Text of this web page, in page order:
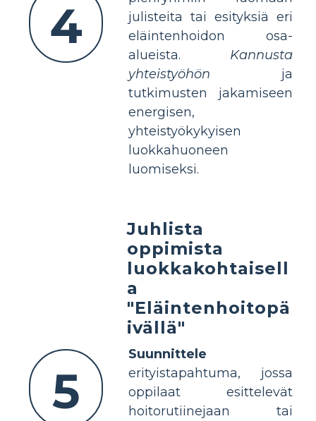
4
julisteita tai esityksiä eri
eläintenhoidon osa-
alueista. Kannusta
yhteistyöhön ja
tutkimusten jakamiseen
energisen,
yhteistyökykyisen
luokkahuoneen
luomiseksi.
5
Juhlista
oppimista
luokkakohtaisell
a
"Eläintenhoitopä
ivällä"
Suunnittele
erityistapahtuma, jossa
oppilaat esittelevät
hoitorutiinejaan tai